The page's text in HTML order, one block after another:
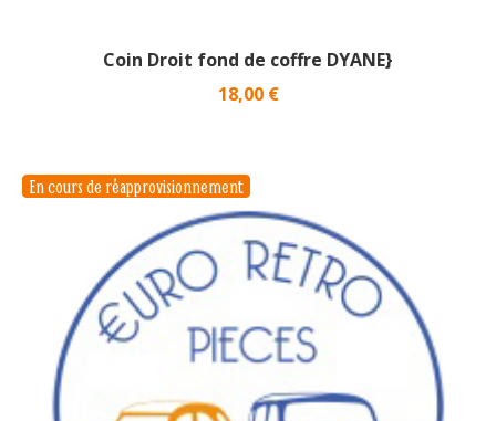
Coin Droit fond de coffre DYANE}
Prix
18,00 €
En cours de réapprovisionnement